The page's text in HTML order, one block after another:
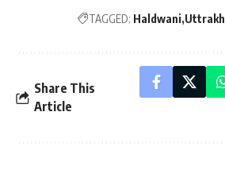
TAGGED: Haldwani
Share This
Article